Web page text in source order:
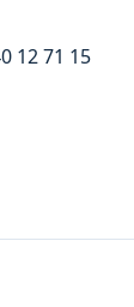
12 71 15